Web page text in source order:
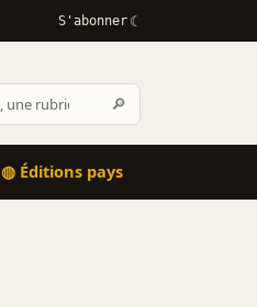
S'abonner
Rechercher
🔎
◍ Éditions pays